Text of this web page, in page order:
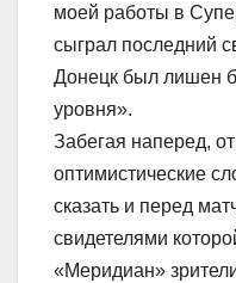
моей работы в
сыграл последний
Донецк был лишен
уровня».
Забегая наперед,
оптимистические
сказать и перед
свидетелями
«Меридиан»